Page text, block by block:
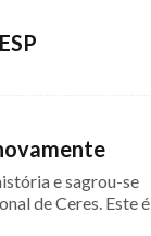
e sagrou-se
de Ceres. Este é